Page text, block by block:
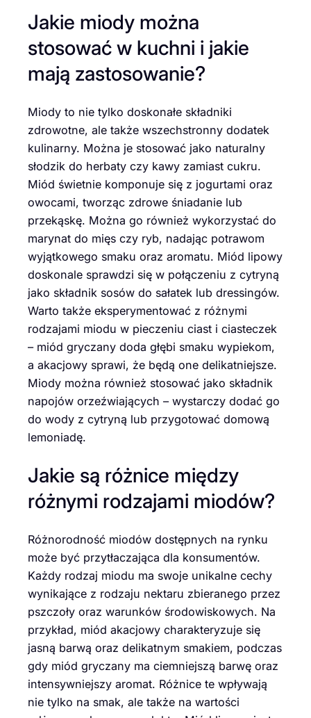
Jakie miody można
stosować w kuchni i jakie
mają zastosowanie?
Miody to nie tylko doskonałe składniki
zdrowotne, ale także wszechstronny dodatek
kulinarny. Można je stosować jako naturalny
słodzik do herbaty czy kawy zamiast cukru.
Miód świetnie komponuje się z jogurtami oraz
owocami, tworząc zdrowe śniadanie lub
przekąskę. Można go również wykorzystać do
marynat do mięs czy ryb, nadając potrawom
wyjątkowego smaku oraz aromatu. Miód lipowy
doskonale sprawdzi się w połączeniu z cytryną
jako składnik sosów do sałatek lub dressingów.
Warto także eksperymentować z różnymi
rodzajami miodu w pieczeniu ciast i ciasteczek
– miód gryczany doda głębi smaku wypiekom,
a akacjowy sprawi, że będą one delikatniejsze.
Miody można również stosować jako składnik
napojów orzeźwiających – wystarczy dodać go
do wody z cytryną lub przygotować domową
lemoniadę.
Jakie są różnice między
różnymi rodzajami miodów?
Różnorodność miodów dostępnych na rynku
może być przytłaczająca dla konsumentów.
Każdy rodzaj miodu ma swoje unikalne cechy
wynikające z rodzaju nektaru zbieranego przez
pszczoły oraz warunków środowiskowych. Na
przykład, miód akacjowy charakteryzuje się
jasną barwą oraz delikatnym smakiem, podczas
gdy miód gryczany ma ciemniejszą barwę oraz
intensywniejszy aromat. Różnice te wpływają
nie tylko na smak, ale także na wartości